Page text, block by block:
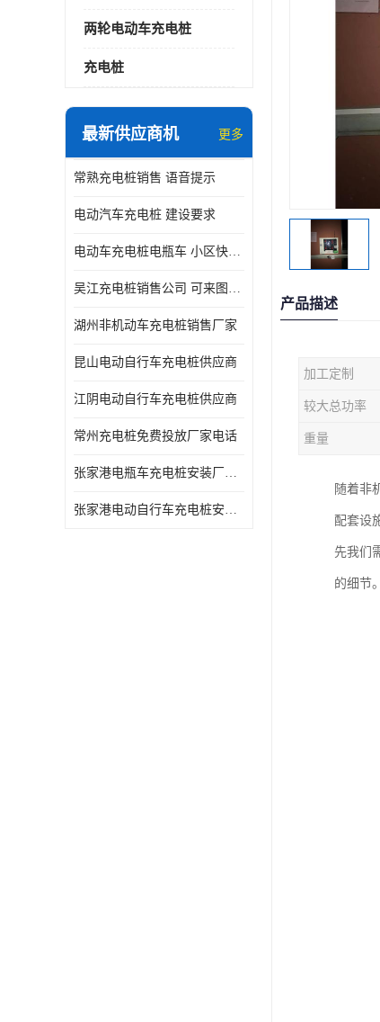
两轮电动车充电桩
充电桩
最新供应商机 更多
常熟充电桩销售 语音提示
电动汽车充电桩 建设要求
电动车充电桩电瓶车 小区快速电动自行车充电站
吴江充电桩销售公司 可来图定制
湖州非机动车充电桩销售厂家
昆山电动自行车充电桩供应商
江阴电动自行车充电桩供应商
常州充电桩免费投放厂家电话
张家港电瓶车充电桩安装厂家电话
张家港电动自行车充电桩安装供货商
产品描述
加工定制
较大总功率
重量
随着非
配套设
先我们
的细节。